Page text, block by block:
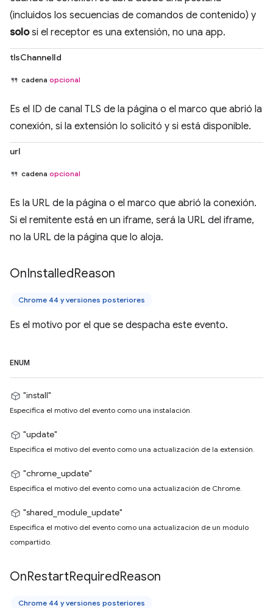
(incluidos los secuencias de comandos de contenido) y
solosi el receptor es una extensión, no una app.
tlsChannelId
cadena opcional
Es el ID de canal TLS de la página o el marco que abrió la
conexión, si la extensión lo solicitó y si está disponible.
url
cadena opcional
Es la URL de la página o el marco que abrió la conexión.
Si el remitente está en un iframe, será la URL del iframe,
no la URL de la página que lo aloja.
OnInstalledReason
Chrome 44 y versiones posteriores
Es el motivo por el que se despacha este evento.
ENUM
"install"
Especifica el motivo del evento como una instalación.
"update"
Especifica el motivo del evento como una actualización de la extensión.
"chrome_update"
Especifica el motivo del evento como una actualización de Chrome.
"shared_module_update"
Especifica el motivo del evento como una actualización de un módulo
compartido.
OnRestartRequiredReason
Chrome 44 y versiones posteriores